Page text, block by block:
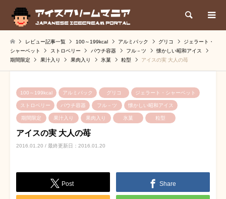
検索
レビュー記事一覧 100～199kcal アルミパック グリコ
ジェラート・
シャーベット
ストロベリー パウチ容器 フル－ツ
懐かしい昭和アイス
期間限定
果汁入り 果肉入り 氷菓 粒型 アイスの実 大人の苺
100～199kcal アルミパック グリコ ジェラート・シャーベット
ストロベリー パウチ容器 フル－ツ 懐かしい昭和アイス
期間限定 果汁入り 果肉入り 氷菓 粒型
アイスの実 大人の苺
2016.01.20 / 最終更新日：2016.01.20
Post Share